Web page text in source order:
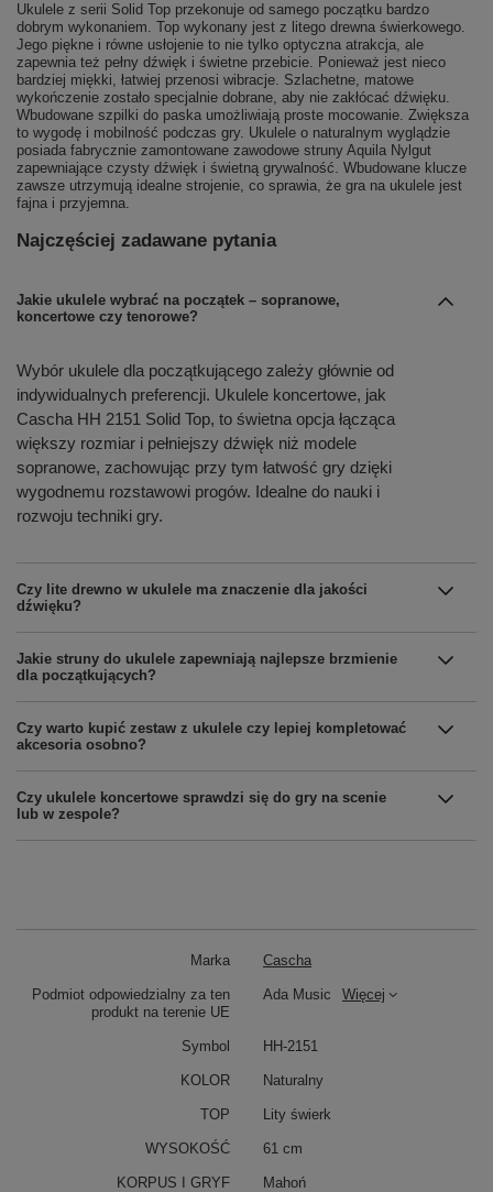
Ukulele z serii Solid Top przekonuje od samego początku bardzo
dobrym wykonaniem. Top wykonany jest z litego drewna świerkowego.
Jego piękne i równe usłojenie to nie tylko optyczna atrakcja, ale
zapewnia też pełny dźwięk i świetne przebicie. Ponieważ jest nieco
bardziej miękki, łatwiej przenosi wibracje. Szlachetne, matowe
wykończenie zostało specjalnie dobrane, aby nie zakłócać dźwięku.
Wbudowane szpilki do paska umożliwiają proste mocowanie. Zwiększa
to wygodę i mobilność podczas gry. Ukulele o naturalnym wyglądzie
posiada fabrycznie zamontowane zawodowe struny Aquila Nylgut
zapewniające czysty dźwięk i świetną grywalność. Wbudowane klucze
zawsze utrzymują idealne strojenie, co sprawia, że gra na ukulele jest
fajna i przyjemna.
Najczęściej zadawane pytania
Jakie ukulele wybrać na początek – sopranowe,
koncertowe czy tenorowe?
Wybór ukulele dla początkującego zależy głównie od
indywidualnych preferencji. Ukulele koncertowe, jak
Cascha HH 2151 Solid Top, to świetna opcja łącząca
większy rozmiar i pełniejszy dźwięk niż modele
sopranowe, zachowując przy tym łatwość gry dzięki
wygodnemu rozstawowi progów. Idealne do nauki i
rozwoju techniki gry.
Czy lite drewno w ukulele ma znaczenie dla jakości
dźwięku?
Jakie struny do ukulele zapewniają najlepsze brzmienie
dla początkujących?
Czy warto kupić zestaw z ukulele czy lepiej kompletować
akcesoria osobno?
Czy ukulele koncertowe sprawdzi się do gry na scenie
lub w zespole?
Marka Cascha
Podmiot odpowiedzialny za ten
produkt na terenie UE
Ada Music Więcej
Symbol HH-2151
KOLOR Naturalny
TOP Lity świerk
WYSOKOŚĆ 61 cm
KORPUS I GRYF Mahoń